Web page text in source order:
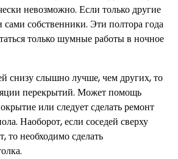
невозможно. Если только другие
сами собственники. Эти полтора года
только шумные работы в ночное
снизу слышно лучше, чем других, то
перекрытий. Может помощь
или следует сделать ремонт
Наоборот, если соседей сверху
то необходимо сделать